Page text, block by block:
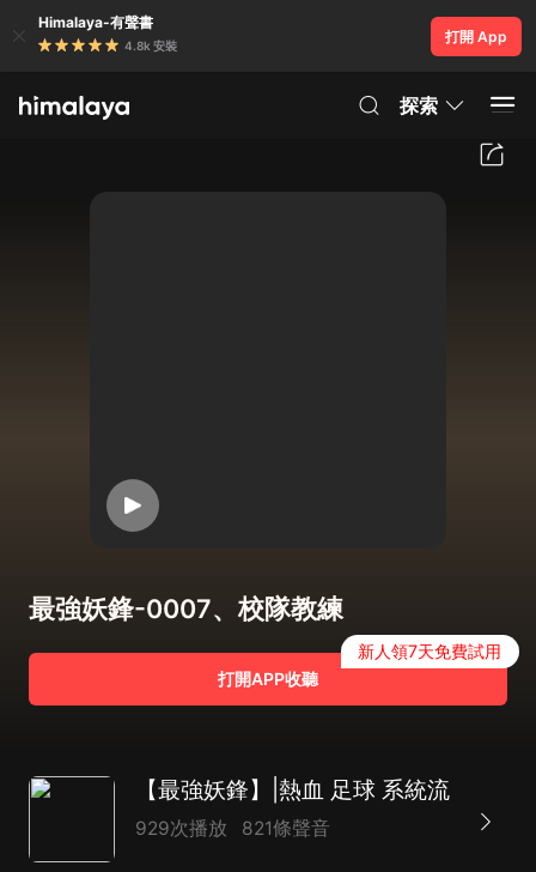
Himalaya-有聲書
4.8k 安裝
打開 App
探索
最強妖鋒-0007、校隊教練
打開APP收聽
新人領7天免費試用
【最強妖鋒】|熱血 足球 系統流
929次播放 821條聲音